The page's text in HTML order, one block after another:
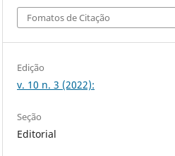
Fomatos de Citação
Edição
v. 10 n. 3 (2022):
Seção
Editorial